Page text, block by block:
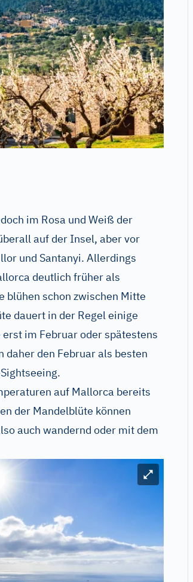
im Rosa und Weiß der
auf der Insel, aber vor
und Santanyi. Allerdings
deutlich früher als
blühen schon zwischen Mitte
dauert in der Regel einige
im Februar oder spätestens
den Februar als besten
auf Mallorca bereits
der Mandelblüte können
auch wandernd oder mit dem
Bild